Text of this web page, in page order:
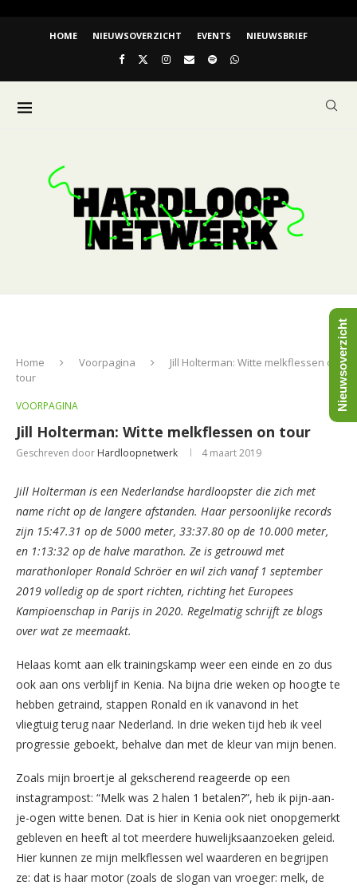
HOME NIEUWSOVERZICHT EVENTS NIEUWSBRIEF
Home Voorpagina
Jill Holterman: Witte melkflessen on
tour
VOORPAGINA
Jill Holterman: Witte melkflessen on tour
Geschreven door Hardloopnetwerk 4 maart 2019
Jill Holterman is een Nederlandse hardloopster die zich met
name richt op de langere afstanden. Haar persoonlijke records
zijn 15:47.31 op de 5000 meter, 33:37.80 op de 10.000 meter,
en 1:13:32 op de halve marathon. Ze is getrouwd met
marathonloper Ronald Schröer en wil zich vanaf 1 september
2019 volledig op de sport richten, richting het Europees
Kampioenschap in Parijs in 2020. Regelmatig schrijft ze blogs
over wat ze meemaakt.
Helaas komt aan elk trainingskamp weer een einde en zo dus
ook aan ons verblijf in Kenia. Na bijna drie weken op hoogte te
hebben getraind, stappen Ronald en ik vanavond in het
vliegtuig terug naar Nederland. In drie weken tijd heb ik veel
progressie geboekt, behalve dan met de kleur van mijn benen.
Zoals mijn broertje al gekscherend reageerde op een
instagrampost: “Melk was 2 halen 1 betalen?”, heb ik pijn-aan-
je-ogen witte benen. Dat is hier in Kenia ook niet onopgemerkt
gebleven en heeft al tot meerdere huwelijksaanzoeken geleid.
Hier kunnen ze mijn melkflessen wel waarderen en begrijpen
ze: dat is haar motor (zoals de slogan van vroeger: melk, de
Nieuwsoverzicht